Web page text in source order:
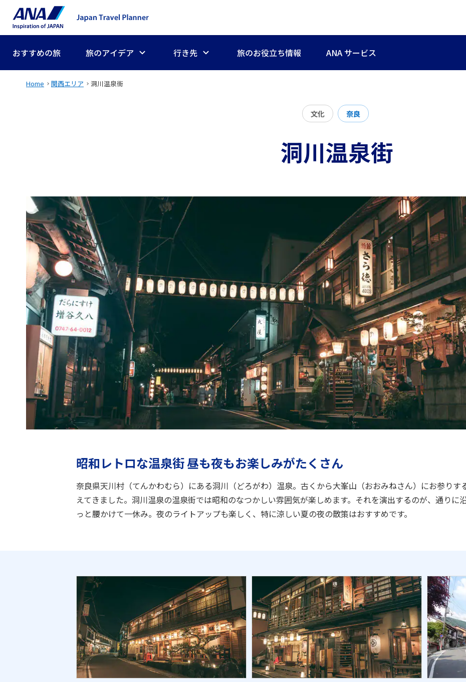
おすすめの旅 旅のアイデア 行き先 旅のお役立ち情報 ANA サービス
Home 関西エリア 洞川温泉街
文化 奈良
洞川温泉街
昭和レトロな温泉街 昼も夜もお楽しみがたくさん
奈良県天川村（てんかわむら）にある洞川（どろがわ）温泉。古くから大峯山（おおみねさん）にお参りす
えてきました。洞川温泉の温泉街では昭和のなつかしい雰囲気が楽しめます。それを演出するのが、通りに
っと腰かけて一休み。夜のライトアップも楽しく、特に涼しい夏の夜の散策はおすすめです。